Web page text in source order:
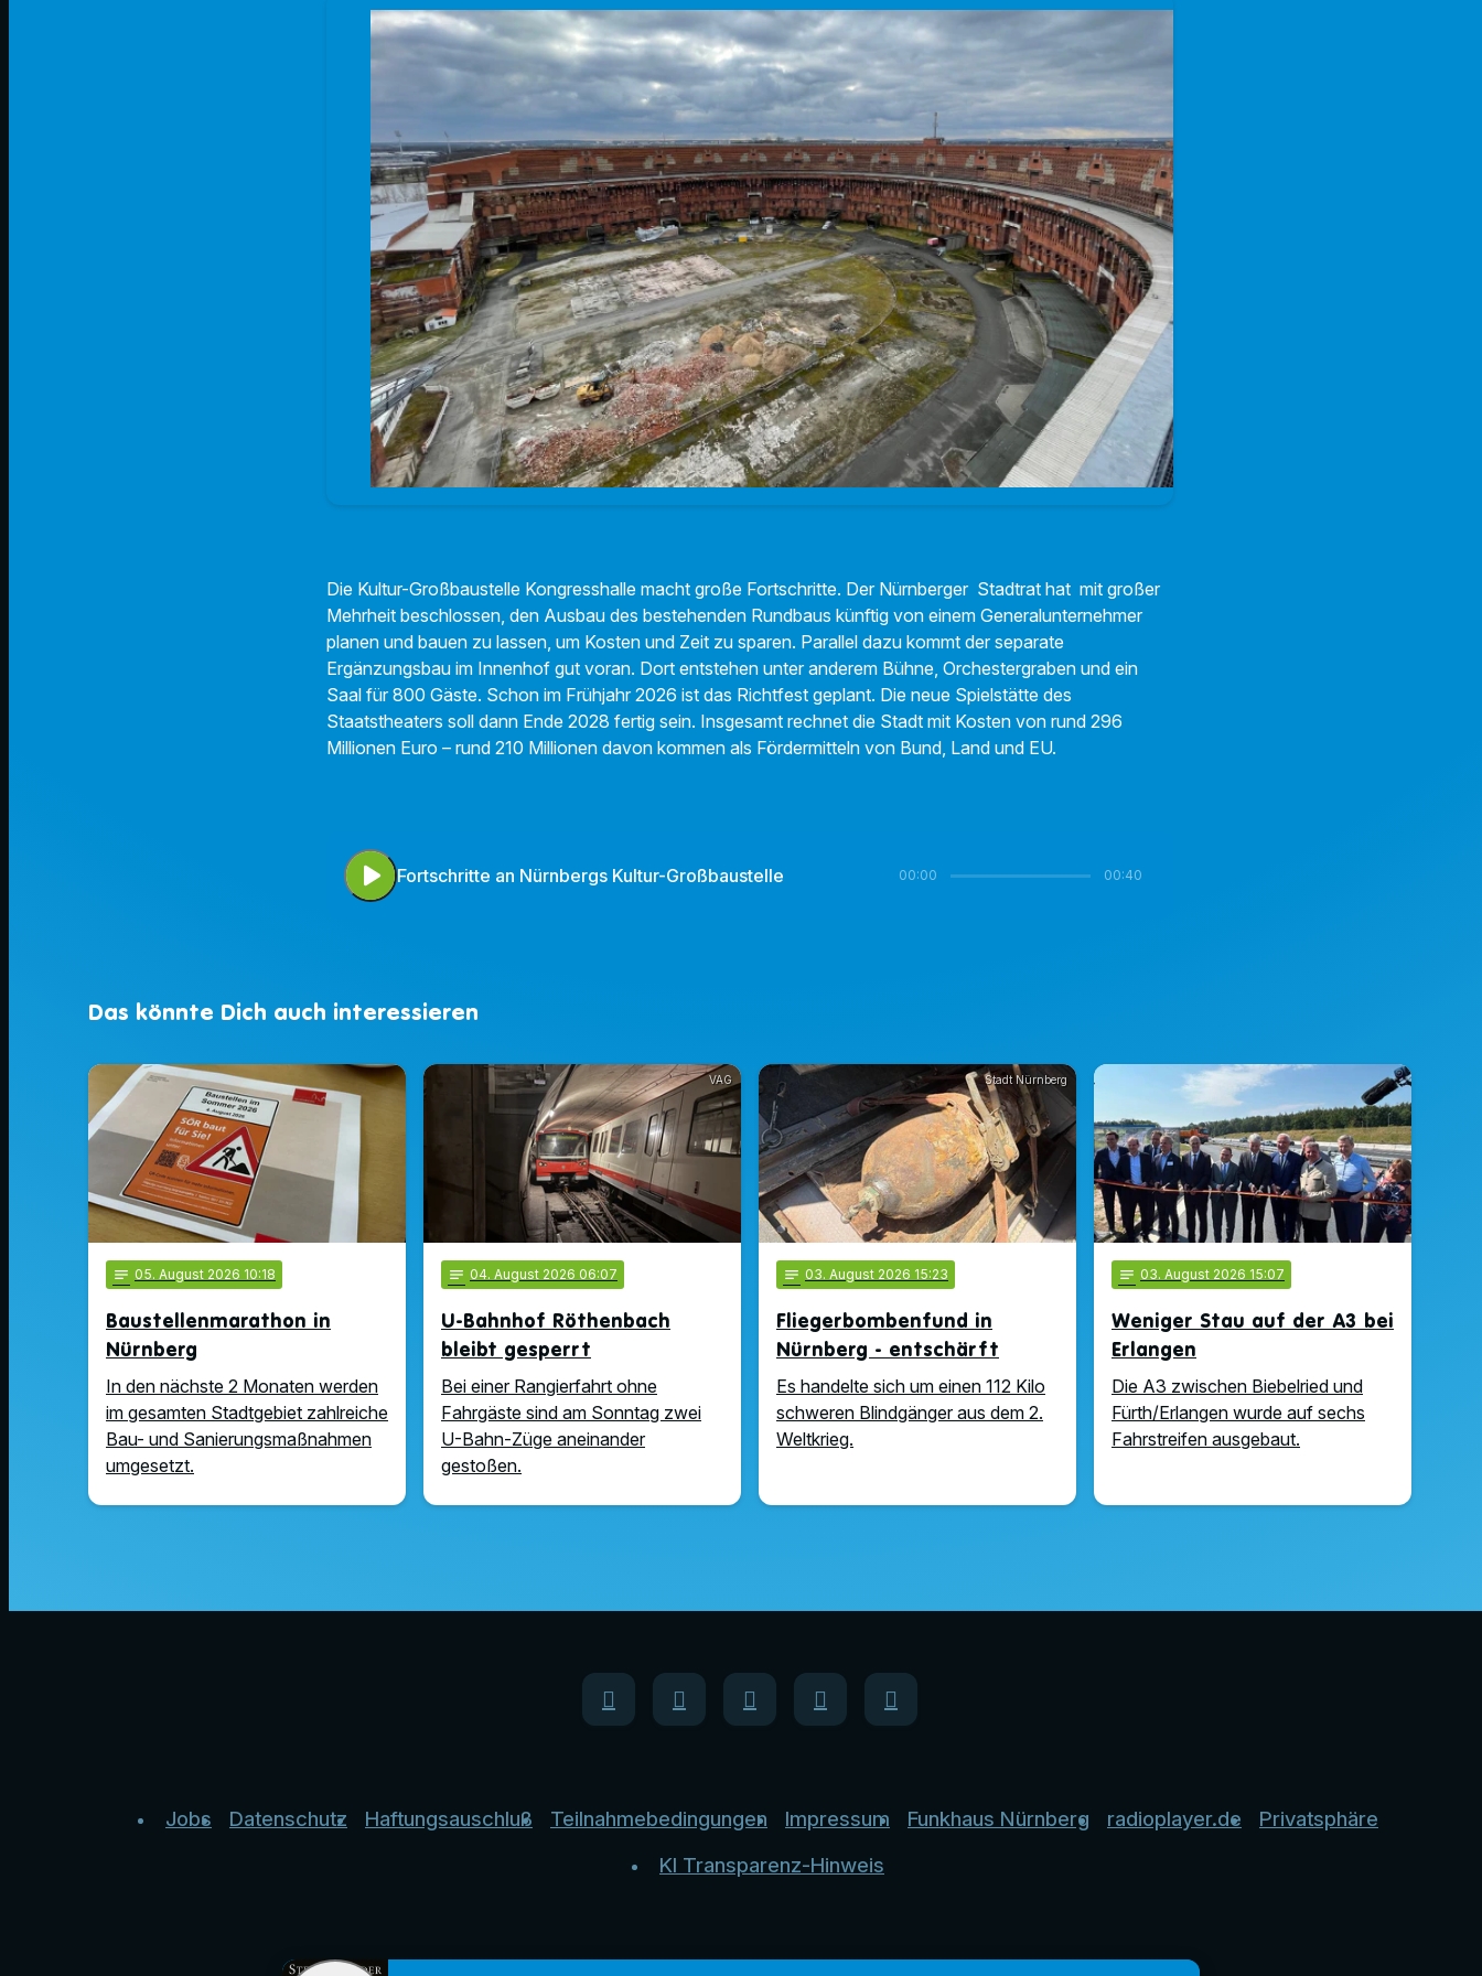
Die Kultur-Großbaustelle Kongresshalle macht große Fortschritte. Der Nürnberger Stadtrat hat mit großer
Mehrheit beschlossen, den Ausbau des bestehenden Rundbaus künftig von einem Generalunternehmer
planen und bauen zu lassen, um Kosten und Zeit zu sparen. Parallel dazu kommt der separate
Ergänzungsbau im Innenhof gut voran. Dort entstehen unter anderem Bühne, Orchestergraben und ein
Saal für 800 Gäste. Schon im Frühjahr 2026 ist das Richtfest geplant. Die neue Spielstätte des
Staatstheaters soll dann Ende 2028 fertig sein. Insgesamt rechnet die Stadt mit Kosten von rund 296
Millionen Euro – rund 210 Millionen davon kommen als Fördermitteln von Bund, Land und EU.
play_arrow Fortschritte an Nürnbergs Kultur-Großbaustelle 00:00 00:40
Das könnte Dich auch interessieren
notes 05. August 2026 10:18
Baustellenmarathon in
Nürnberg
In den nächste 2 Monaten werden
im gesamten Stadtgebiet zahlreiche
Bau- und Sanierungsmaßnahmen
umgesetzt.
VAG
notes 04. August 2026 06:07
U-Bahnhof Röthenbach
bleibt gesperrt
Bei einer Rangierfahrt ohne
Fahrgäste sind am Sonntag zwei
U-Bahn-Züge aneinander
gestoßen.
Stadt Nürnberg
notes 03. August 2026 15:23
Fliegerbombenfund in
Nürnberg - entschärft
Es handelte sich um einen 112 Kilo
schweren Blindgänger aus dem 2.
Weltkrieg.
notes 03. August 2026 15:07
Weniger Stau auf der A3 bei
Erlangen
Die A3 zwischen Biebelried und
Fürth/Erlangen wurde auf sechs
Fahrstreifen ausgebaut.
Jobs Datenschutz Haftungsauschluß Teilnahmebedingungen Impressum Funkhaus Nürnberg radioplayer.de
Privatsphäre
KI Transparenz-Hinweis